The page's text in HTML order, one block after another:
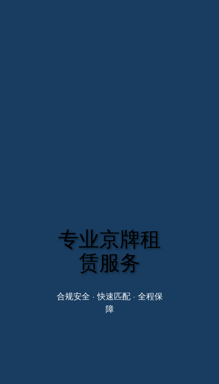
专业京牌租
赁服务
合规安全 · 快速匹配 · 全程保
障